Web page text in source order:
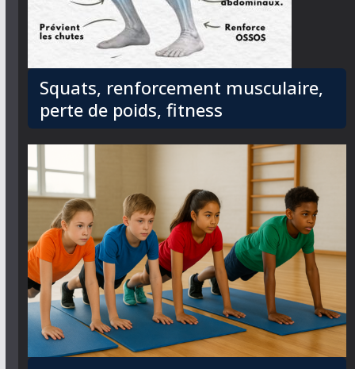
Squats, renforcement musculaire,
perte de poids, fitness